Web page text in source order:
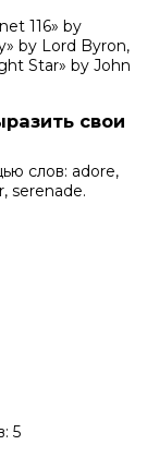
116» by
by Lord Byron,
Star» by John
свои
слов: adore,
serenade.
5